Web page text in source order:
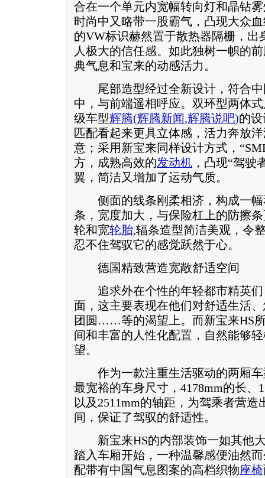
合在一个单元内宽幅转向灯和晶钻
时尚中又略带一股霸气，凸现大众
的VW标识赫然置于散热器隔栅，出
人极大的信任感。如此独树一帜的
典气息和宝来的动感活力。
尾部造型经过全新设计，符合中
中，与前端遥相呼应。双环型两体
级车型辉腾(辉腾新闻,辉腾说吧)的
匹配看起来更具立体感，活力奔放
意；采用新宝来同样设计方式，
方，成熟高效的发动机 ，凸现“驾驶
翼，简洁又增加了运动气质。
侧面的线条刚柔相济，构成一幅
条，宽度加大，与保险杠上的防擦
轮和宽轮胎,辐条造型简洁美观，令
忍不住驾驭它的感觉跃然于心。
德国精致营造宽敞舒适空间
追求外在个性的年轻都市精英们
面，这主要表现在他们对舒适生活
团圆……等的渴望上。而新宝来HS
间和丰富的人性化配置，自然能够
望。
作为一款注重生活驱动的两厢车
最宽裕的车身尺寸，4178mm的长、
以及2511mm的轴距，为驾乘者营
间，保证了驾驭的舒适性。
新宝来HS的内部装饰一如其他大
踏入车厢开始，一种温馨感便油然
配带有中国气息图案的高档织物座椅